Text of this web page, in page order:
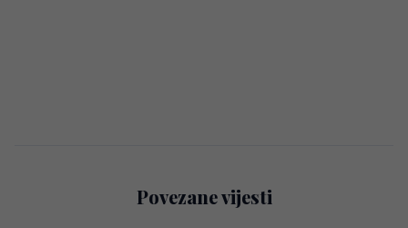
Povezane vijesti